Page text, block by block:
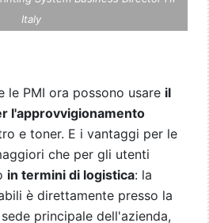
Italy
le PMI ora possono usare il
l'approvvigionamento
e toner. E i vantaggi per le
che per gli utenti
in termini di logistica: la
è direttamente presso la
principale dell'azienda,